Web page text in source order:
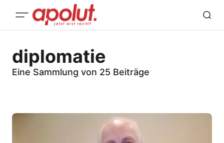
diplomatie
Eine Sammlung von 25 Beiträge